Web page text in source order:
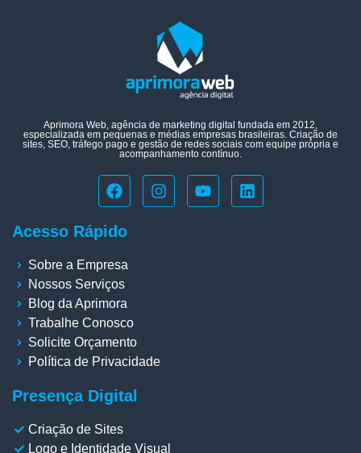
Aprimora Web, agência de marketing digital fundada em 2012,
especializada em pequenas e médias empresas brasileiras. Criação de
sites, SEO, tráfego pago e gestão de redes sociais com equipe própria e
acompanhamento contínuo.
Acesso Rápido
Sobre a Empresa
Nossos Serviços
Blog da Aprimora
Trabalhe Conosco
Solicite Orçamento
Política de Privacidade
Presença Digital
Criação de Sites
Logo e Identidade Visual